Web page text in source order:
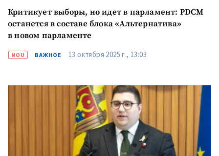
Критикует выборы, но идет в парламент: PDCM
останется в составе блока «Альтернатива»
в новом парламенте
NOU ВАЖНОЕ 13 октября 2025 г., 13:03